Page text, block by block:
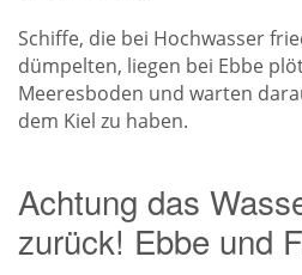
Schiffe, die bei Hochwasser
dümpelten, liegen bei Ebbe
Meeresboden und warten
dem Kiel zu haben.
Achtung das
zurück! Ebbe und